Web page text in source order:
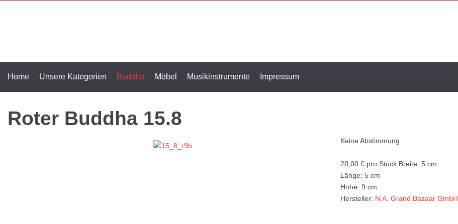
Home Unsere Kategorien Buddha Möbel Musikinstrumente Impressum
Roter Buddha 15.8
Keine Abstimmung
20,00 € pro Stück Breite: 5 cm
Länge: 5 cm
Höhe: 9 cm
Hersteller: N.A. Grand Bazaar GmbH